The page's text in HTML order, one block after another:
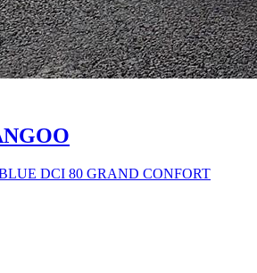
DCI 80 GRAND CONFORT